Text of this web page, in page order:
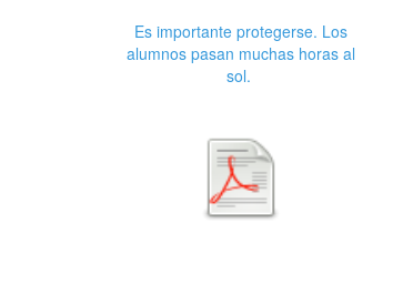
Es importante protegerse. Los
alumnos pasan muchas horas al
sol.